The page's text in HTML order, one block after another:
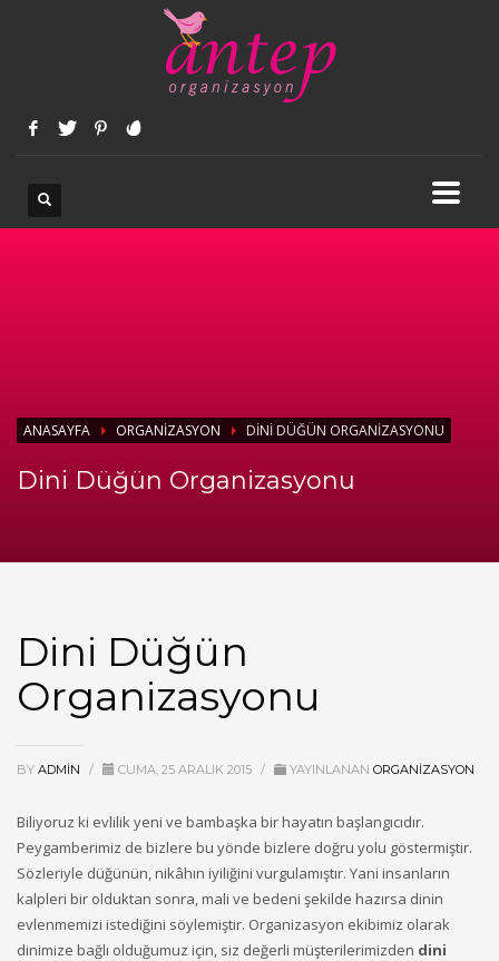
ANASAYFA ORGANIZASYON DINI DÜĞÜN ORGANIZASYONU
Dini Düğün Organizasyonu
Dini Düğün
Organizasyonu
BY ADMIN / CUMA, 25 ARALIK 2015 / YAYINLANAN ORGANIZASYON
Biliyoruz ki evlilik yeni ve bambaşka bir hayatın başlangıcıdır.
Peygamberimiz de bizlere bu yönde bizlere doğru yolu göstermiştir.
Sözleriyle düğünün, nikâhın iyiliğini vurgulamıştır. Yani insanların
kalpleri bir olduktan sonra, mali ve bedeni şekilde hazırsa dinin
evlenmemizi istediğini söylemiştir. Organizasyon ekibimiz olarak
dinimize bağlı olduğumuz için, siz değerli müşterilerimizden dini